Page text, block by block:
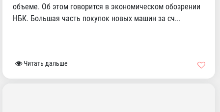
объеме. Об этом говорится в экономическом обозрении
НБК. Большая часть покупок новых машин за сч...
Читать дальше